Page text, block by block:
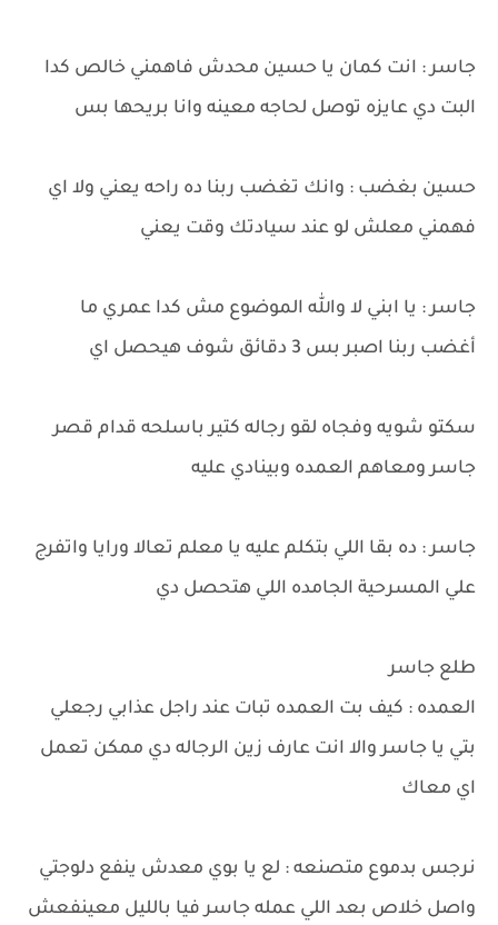
جاسر : انت كمان يا حسين محدش فاهمني خالص كدا
البت دي عايزه توصل لحاجه معينه وانا بريحها بس
حسين بغضب : وانك تغضب ربنا ده راحه يعني ولا اي
فهمني معلش لو عند سيادتك وقت يعني
جاسر : يا ابني لا والله الموضوع مش كدا عمري ما
أغضب ربنا اصبر بس 3 دقائق شوف هيحصل اي
سكتو شويه وفجاه لقو رجاله كتير باسلحه قدام قصر
جاسر ومعاهم العمده وبينادي عليه
جاسر : ده بقا اللي بتكلم عليه يا معلم تعالا ورايا واتفرج
علي المسرحية الجامده اللي هتحصل دي
طلع جاسر
العمده : كيف بت العمده تبات عند راجل عذابي رجعلي
بتي يا جاسر والا انت عارف زين الرجاله دي ممكن تعمل
اي معاك
نرجس بدموع متصنعه : لع يا بوي معدش ينفع دلوجتي
واصل خلاص بعد اللي عمله جاسر فيا بالليل معينفعش